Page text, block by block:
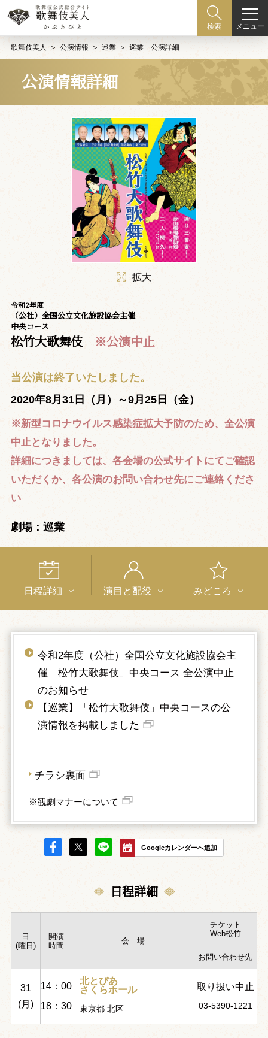
検索 メニュー
歌舞伎美人 公演情報 巡業 巡業 公演詳細
公演情報詳細
拡大
令和2年度
（公社）全国公立文化施設協会主催
中央コース
松竹大歌舞伎 ※公演中止
当公演は終了いたしました。
2020年8月31日（月）～9月25日（金）
※新型コロナウイルス感染症拡大予防のため、全公演
中止となりました。
詳細につきましては、各会場の公式サイトにてご確認
いただくか、各公演のお問い合わせ先にご連絡くださ
い
劇場：巡業
日程詳細 演目と配役 みどころ
令和2年度（公社）全国公立文化施設協会主
催「松竹大歌舞伎」中央コース 全公演中止
のお知らせ
【巡業】「松竹大歌舞伎」中央コースの公
演情報を掲載しました
チラシ裏面
※観劇マナーについて
Googleカレンダーへ追加
日程詳細
日
(曜日)
開演
時間
会 場
チケット
Web松竹
お問い合わせ先
31
(月)
14：00
18：30
北とぴあ
さくらホール
東京都 北区
取り扱い中止
03-5390-1221